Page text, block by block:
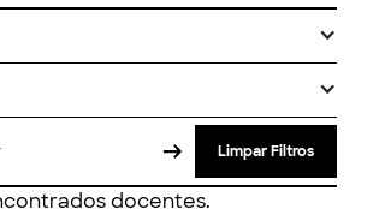
Limpar Filtros
docentes.